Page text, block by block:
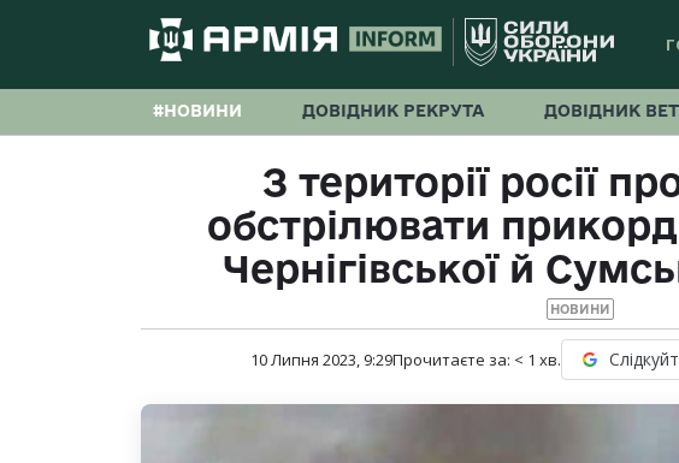
#НОВИНИ ДОВІДНИК РЕКРУТА ДОВІДНИК
З території росії
обстрілювати
Чернігівської й
НОВИНИ
10 Липня 2023, 9:29Прочитаєте за: < 1 хв.